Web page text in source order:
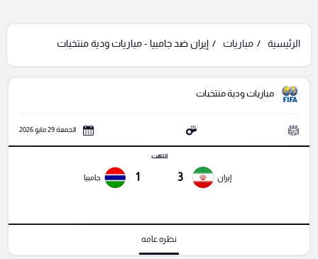
الرئيسية مباريات إيران ضد جامبيا - مباريات ودية منتخبات
مباريات ودية منتخبات
الجمعة 29 مايو 2026
إيران 3
انتهت
1 جامبيا
نظره عامه